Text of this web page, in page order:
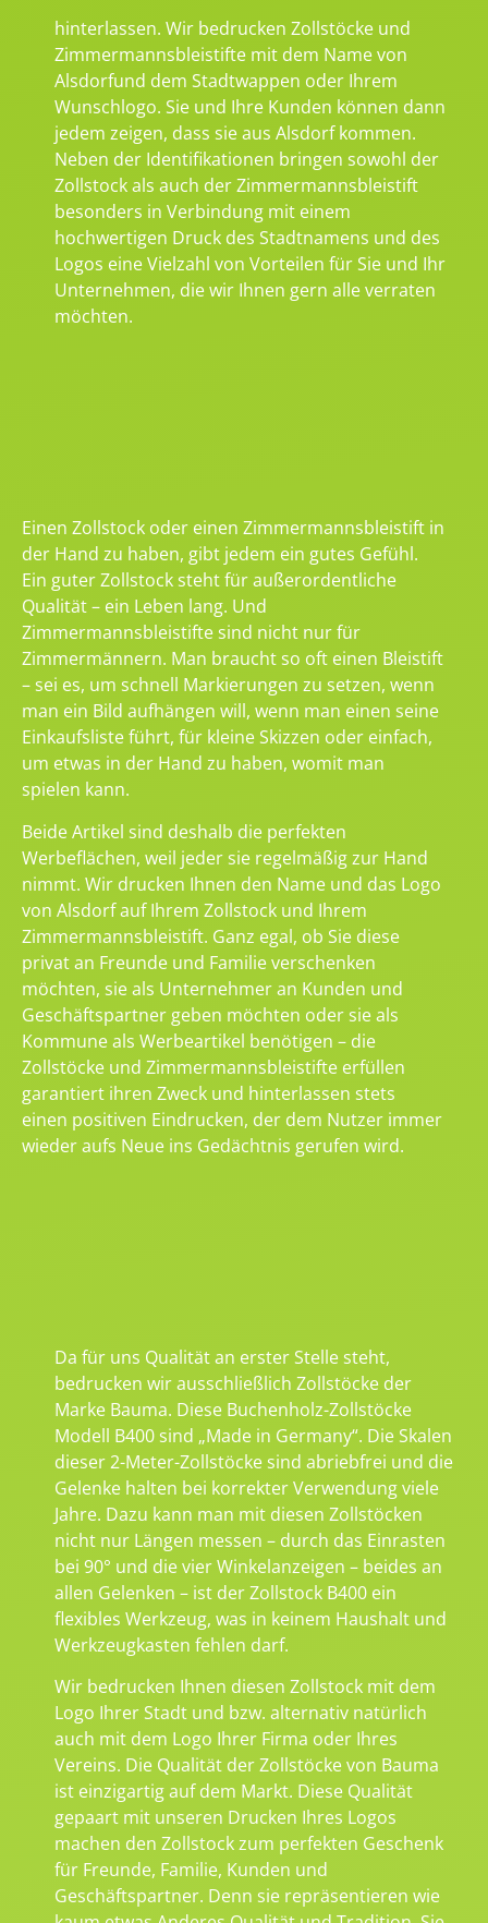
hinterlassen. Wir bedrucken Zollstöcke und
Zimmermannsbleistifte mit dem Name von
Alsdorfund dem Stadtwappen oder Ihrem
Wunschlogo. Sie und Ihre Kunden können dann
jedem zeigen, dass sie aus Alsdorf kommen.
Neben der Identifikationen bringen sowohl der
Zollstock als auch der Zimmermannsbleistift
besonders in Verbindung mit einem
hochwertigen Druck des Stadtnamens und des
Logos eine Vielzahl von Vorteilen für Sie und Ihr
Unternehmen, die wir Ihnen gern alle verraten
möchten.
Einen Zollstock oder einen Zimmermannsbleistift in
der Hand zu haben, gibt jedem ein gutes Gefühl.
Ein guter Zollstock steht für außerordentliche
Qualität – ein Leben lang. Und
Zimmermannsbleistifte sind nicht nur für
Zimmermännern. Man braucht so oft einen Bleistift
– sei es, um schnell Markierungen zu setzen, wenn
man ein Bild aufhängen will, wenn man einen seine
Einkaufsliste führt, für kleine Skizzen oder einfach,
um etwas in der Hand zu haben, womit man
spielen kann.
Beide Artikel sind deshalb die perfekten
Werbeflächen, weil jeder sie regelmäßig zur Hand
nimmt. Wir drucken Ihnen den Name und das Logo
von Alsdorf auf Ihrem Zollstock und Ihrem
Zimmermannsbleistift. Ganz egal, ob Sie diese
privat an Freunde und Familie verschenken
möchten, sie als Unternehmer an Kunden und
Geschäftspartner geben möchten oder sie als
Kommune als Werbeartikel benötigen – die
Zollstöcke und Zimmermannsbleistifte erfüllen
garantiert ihren Zweck und hinterlassen stets
einen positiven Eindrucken, der dem Nutzer immer
wieder aufs Neue ins Gedächtnis gerufen wird.
Da für uns Qualität an erster Stelle steht,
bedrucken wir ausschließlich Zollstöcke der
Marke Bauma. Diese Buchenholz-Zollstöcke
Modell B400 sind „Made in Germany“. Die Skalen
dieser 2-Meter-Zollstöcke sind abriebfrei und die
Gelenke halten bei korrekter Verwendung viele
Jahre. Dazu kann man mit diesen Zollstöcken
nicht nur Längen messen – durch das Einrasten
bei 90° und die vier Winkelanzeigen – beides an
allen Gelenken – ist der Zollstock B400 ein
flexibles Werkzeug, was in keinem Haushalt und
Werkzeugkasten fehlen darf.
Wir bedrucken Ihnen diesen Zollstock mit dem
Logo Ihrer Stadt und bzw. alternativ natürlich
auch mit dem Logo Ihrer Firma oder Ihres
Vereins. Die Qualität der Zollstöcke von Bauma
ist einzigartig auf dem Markt. Diese Qualität
gepaart mit unseren Drucken Ihres Logos
machen den Zollstock zum perfekten Geschenk
für Freunde, Familie, Kunden und
Geschäftspartner. Denn sie repräsentieren wie